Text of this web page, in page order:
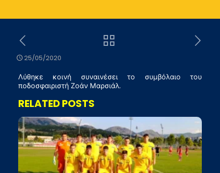
25/05/2020
Λύθηκε κοινή συναινέσει το συμβόλαιο του
ποδοσφαιριστή Ζοάν Μαρσιάλ.
RELATED POSTS